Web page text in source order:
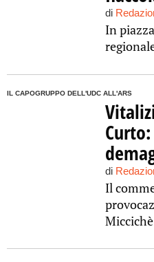
di
In
IL CAPOGRUPPO DELL'UDC ALL'ARS
di
Il